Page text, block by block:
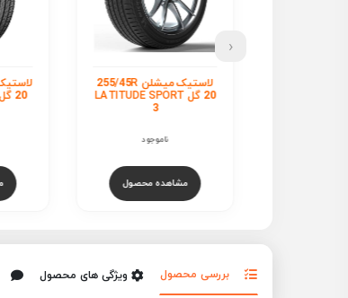
لاستیک کویر تایر 255/45R
20 گل BAHMAN KB555
ناموجود
مشاهده محصول
‹
بررسی محصول ویژگی های محصول